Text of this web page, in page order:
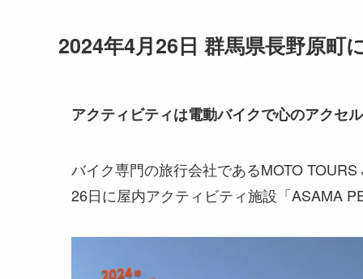
2024年4月26日 群馬県長野原
アクティビティは電動バイクで心のアクセ
バイク専門の旅行会社であるMOTO
26日に屋内アクティビティ施設「ASAMA